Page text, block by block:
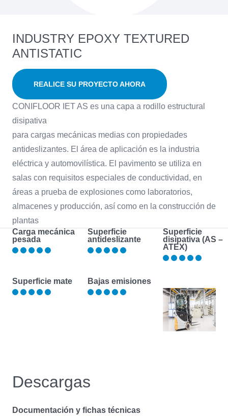
INDUSTRY EPOXY TEXTURED
ANTISTATIC
REALICE SU PROYECTO AHORA
CONIFLOOR IET AS es una capa a rodillo estructural
disipativa
para cargas mecánicas medias con propiedades
antideslizantes. El área de aplicación es la industria
eléctrica y automovilística. El pavimento se utiliza en
salas con requisitos especiales de conductividad, en
áreas a prueba de explosiones como laboratorios,
almacenes y producción, así como en la construcción de
plantas
Carga mecánica
pesada
Superficie
antideslizante
Superficie
disipativa (AS –
ATEX)
Superficie mate Bajas emisiones
Descargas
Documentación y fichas técnicas